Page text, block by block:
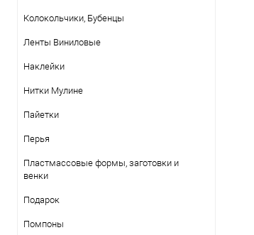
Колокольчики, Бубенцы
Ленты Виниловые
Наклейки
Нитки Mулине
Пайетки
Перья
Пластмассовые формы, заготовки и
венки
Подарок
Помпоны